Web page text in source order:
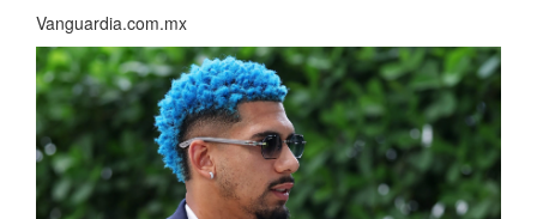
Vanguardia.com.mx